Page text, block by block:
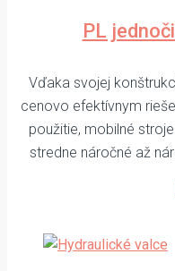
PL
Vďaka svojej
cenovo efektívnym
použitie, mobilné
stredne náročné až